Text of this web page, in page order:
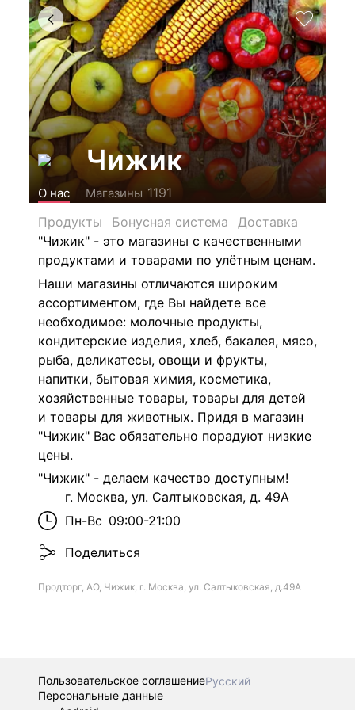
Чижик
О нас Магазины 1191
Продукты
Бонусная система
Доставка
"Чижик" - это магазины с качественными
продуктами и товарами по улётным ценам.
Наши магазины отличаются широким
ассортиментом, где Вы найдете все
необходимое: молочные продукты,
кондитерские изделия, хлеб, бакалея, мясо,
рыба, деликатесы, овощи и фрукты,
напитки, бытовая химия, косметика,
хозяйственные товары, товары для детей
и товары для животных. Придя в магазин
"Чижик" Вас обязательно порадуют низкие
цены.
"Чижик" - делаем качество доступным!
г. Москва, ул. Салтыковская, д. 49А
Пн-Вс 09:00-21:00
Поделиться
Продторг, АО, Чижик, г. Москва, ул. Салтыковская, д.49А
Пользовательское соглашениеРусский
Персональные данные